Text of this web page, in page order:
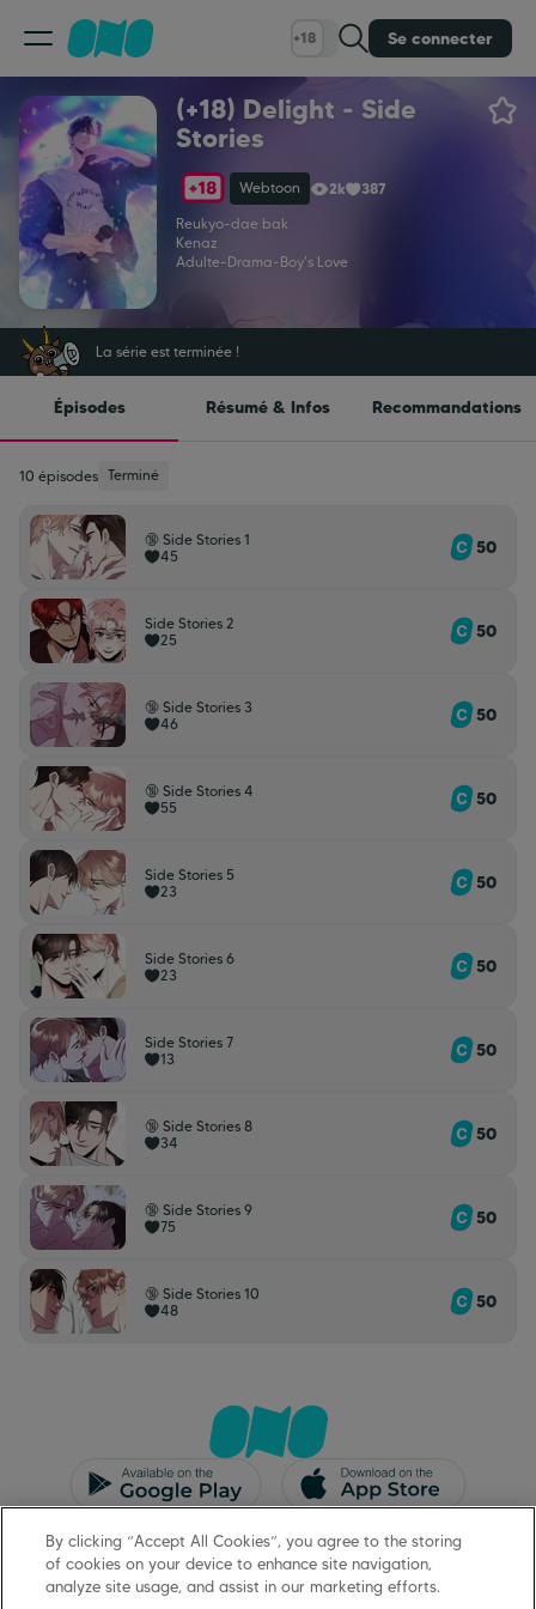
+18 Se connecter
Classement
Calendrier
Bibliothèque
Cadeaux
(+18) Delight - Side
Stories
Webtoon 2k
387
Reukyo-dae bak
Kenaz
Adulte-Drama-Boy's Love
La série est terminée !
Épisodes Résumé & Infos Recommandations
10 épisodes Terminé
🔞 Side Stories 1
45
50
Side Stories 2
25
50
🔞 Side Stories 3
46
50
🔞 Side Stories 4
55
50
Side Stories 5
23
50
Side Stories 6
23
50
Side Stories 7
13
50
🔞 Side Stories 8
34
50
🔞 Side Stories 9
75
50
🔞 Side Stories 10
48
50
Protection des données
Support
By clicking “Accept All Cookies”, you agree to the storing
of cookies on your device to enhance site navigation,
analyze site usage, and assist in our marketing efforts.